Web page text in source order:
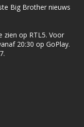
Big Brother nieuws
zien op RTL5. Voor
20:30 op GoPlay.